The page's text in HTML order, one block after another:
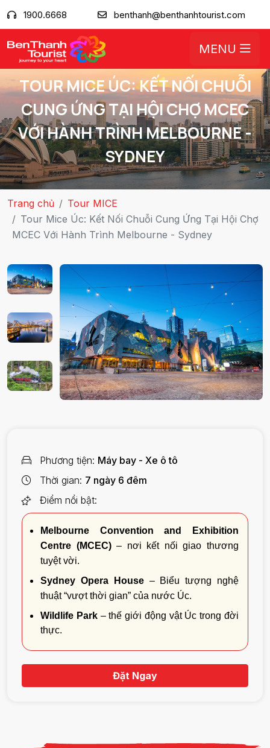
1900.6668 benthanh@benthanhtourist.com
MENU
TOUR MICE ÚC: KẾT NỐI CHUỖI
CUNG ỨNG TẠI HỘI CHỢ MCEC
VỚI HÀNH TRÌNH MELBOURNE -
SYDNEY
Trang chủ
Tour MICE
Tour Mice Úc: Kết Nối Chuỗi Cung Ứng Tại Hội Chợ
MCEC Với Hành Trình Melbourne - Sydney
Phương tiện Máy bay - Xe ô tô
Thời gian 7 ngày 6 đêm
Điểm nổi bật
Melbourne Convention and Exhibition
Centre (MCEC)– nơi kết nối giao thương
tuyệt vời.
Sydney Opera House– Biểu tượng nghệ
thuật “vượt thời gian” của nước Úc.
Wildlife Park– thế giới động vật Úc trong đời
thực.
Đặt Ngay